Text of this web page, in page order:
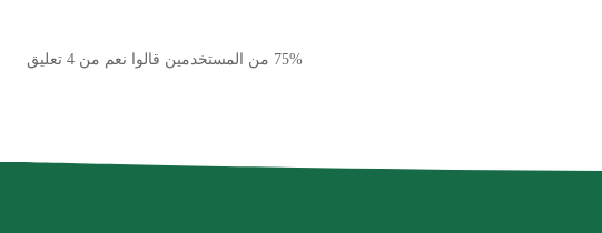
75% من المستخدمين قالوا نعم من 4 تعليق